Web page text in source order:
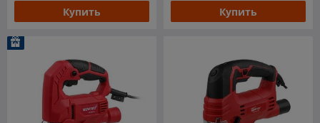
Купить Купить